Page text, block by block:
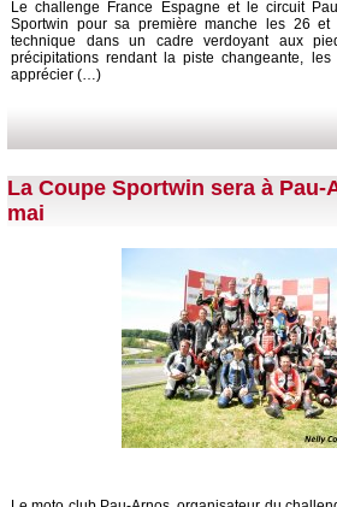
Le challenge France Espagne et le circuit
Sportwin pour sa première manche les 26
technique dans un cadre verdoyant aux
précipitations rendant la piste changeante,
apprécier (…)
La Coupe Sportwin sera à Pau-
mai